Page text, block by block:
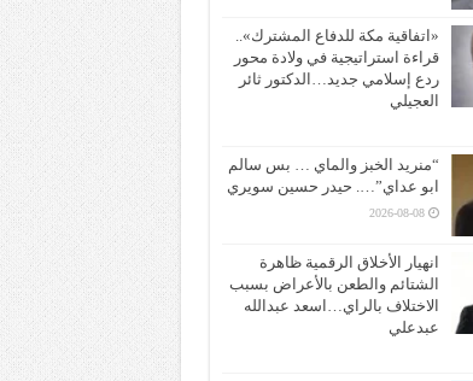
«اتفاقية مكة للدفاع المشترك»..
قراءة استراتيجية في ولادة محور
ردع إسلامي جديد…الدكتور ثائر
العجيلي
“منريد الخبز والماي … بس سالم
ابو عداي”…. حيدر حسين سويري
2026-08-08
انهيار الأخلاق الرقمية ظاهرة
الشتائم والطعن بالأعراض بسبب
الاختلاف بالراي…اسعد عبدالله
عبدعلي